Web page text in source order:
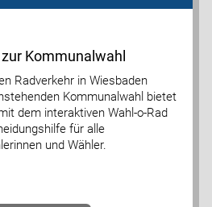
Kommunalwahl
Radverkehr in Wiesbaden
Kommunalwahl bietet
dem interaktiven Wahl-o-Rad
für alle
und Wähler.